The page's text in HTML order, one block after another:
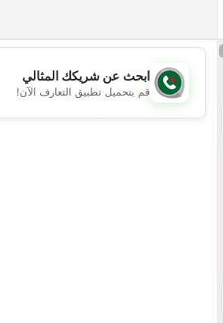
💕
ابحث عن شريكك المثالي
قم بتحميل تطبيق التعارف الآن!